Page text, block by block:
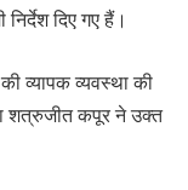
दिए गए हैं।
व्यापक व्यवस्था की
शत्रुजीत कपूर ने उक्त